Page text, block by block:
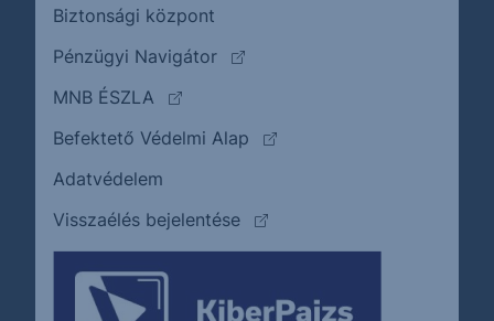
Biztonsági központ
Pénzügyi Navigátor
(külső oldalra ugrik)
MNB ÉSZLA
(külső oldalra ugrik)
Befektető Védelmi Alap
(külső oldalra ugrik)
Adatvédelem
Visszaélés bejelentése
(külső oldalra ugrik)